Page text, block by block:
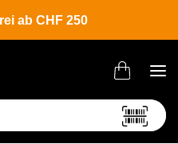
ab CHF 250